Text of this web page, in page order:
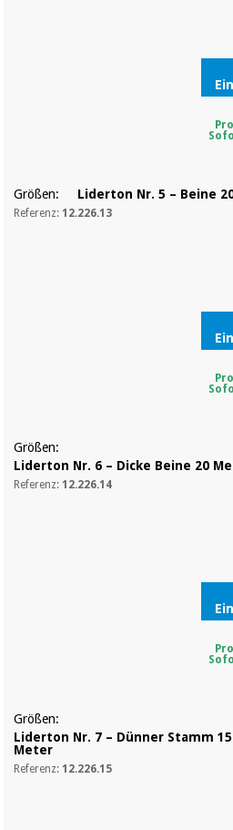
Größen: Liderton Nr. 5 – Beine
Referenz:12.226.13
Größen:
Liderton Nr. 6 – Dicke Beine 20
Referenz:12.226.14
Größen:
Liderton Nr. 7 – Dünner Stamm
Meter
Referenz:12.226.15